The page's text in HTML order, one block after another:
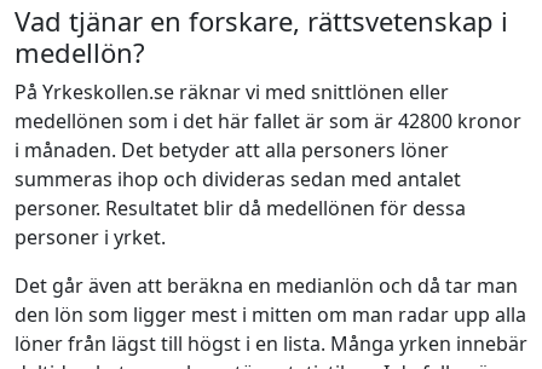
Vad tjänar en forskare, rättsvetenskap i
medellön?
På Yrkeskollen.se räknar vi med snittlönen eller
medellönen som i det här fallet är som är 42800 kronor
i månaden. Det betyder att alla personers löner
summeras ihop och divideras sedan med antalet
personer. Resultatet blir då medellönen för dessa
personer i yrket.
Det går även att beräkna en medianlön och då tar man
den lön som ligger mest i mitten om man radar upp alla
löner från lägst till högst i en lista. Många yrken innebär